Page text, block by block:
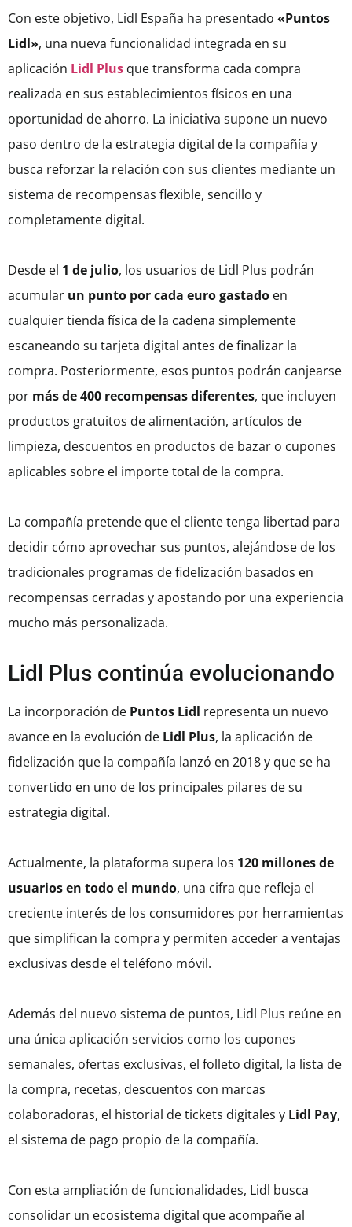
Con este objetivo, Lidl España ha presentado «Puntos
Lidl», una nueva funcionalidad integrada en su
aplicación Lidl Plus que transforma cada compra
realizada en sus establecimientos físicos en una
oportunidad de ahorro. La iniciativa supone un nuevo
paso dentro de la estrategia digital de la compañía y
busca reforzar la relación con sus clientes mediante un
sistema de recompensas flexible, sencillo y
completamente digital.
Desde el 1 de julio, los usuarios de Lidl Plus podrán
acumular un punto por cada euro gastado en
cualquier tienda física de la cadena simplemente
escaneando su tarjeta digital antes de finalizar la
compra. Posteriormente, esos puntos podrán canjearse
por más de 400 recompensas diferentes, que incluyen
productos gratuitos de alimentación, artículos de
limpieza, descuentos en productos de bazar o cupones
aplicables sobre el importe total de la compra.
La compañía pretende que el cliente tenga libertad para
decidir cómo aprovechar sus puntos, alejándose de los
tradicionales programas de fidelización basados en
recompensas cerradas y apostando por una experiencia
mucho más personalizada.
Lidl Plus continúa evolucionando
La incorporación de Puntos Lidl representa un nuevo
avance en la evolución de Lidl Plus, la aplicación de
fidelización que la compañía lanzó en 2018 y que se ha
convertido en uno de los principales pilares de su
estrategia digital.
Actualmente, la plataforma supera los 120 millones de
usuarios en todo el mundo, una cifra que refleja el
creciente interés de los consumidores por herramientas
que simplifican la compra y permiten acceder a ventajas
exclusivas desde el teléfono móvil.
Además del nuevo sistema de puntos, Lidl Plus reúne en
una única aplicación servicios como los cupones
semanales, ofertas exclusivas, el folleto digital, la lista de
la compra, recetas, descuentos con marcas
colaboradoras, el historial de tickets digitales y Lidl Pay,
el sistema de pago propio de la compañía.
Con esta ampliación de funcionalidades, Lidl busca
consolidar un ecosistema digital que acompañe al